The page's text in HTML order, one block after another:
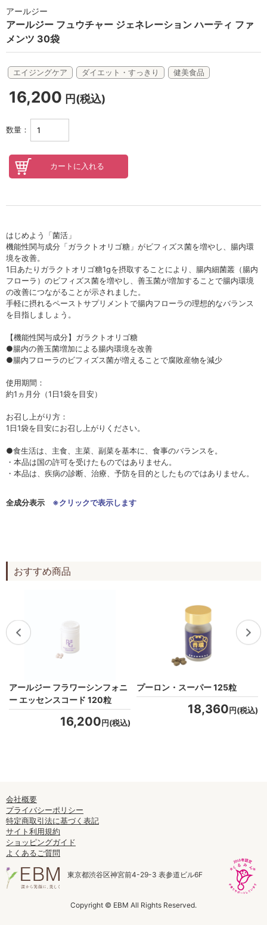
ヘアラスター
太古の記憶
Lifest.(ライフェスト）
アールジー
アールジー フュウチャー ジェネレーション ハーティ ファ
メンツ 30袋
エイジングケア ダイエット・すっきり 健美食品
16,200 円(税込)
数量：
はじめよう「菌活」
機能性関与成分「ガラクトオリゴ糖」がビフィズス菌を増やし、腸内環
境を改善。
1日あたりガラクトオリゴ糖1gを摂取することにより、腸内細菌叢（腸内
フローラ）のビフィズス菌を増やし、善玉菌が増加することで腸内環境
の改善につながることが示されました。
手軽に摂れるペーストサプリメントで腸内フローラの理想的なバランス
を目指しましょう。
【機能性関与成分】ガラクトオリゴ糖
●腸内の善玉菌増加による腸内環境を改善
●腸内フローラのビフィズス菌が増えることで腐敗産物を減少
使用期間：
約1ヵ月分（1日1袋を目安）
お召し上がり方：
1日1袋を目安にお召し上がりください。
●食生活は、主食、主菜、副菜を基本に、食事のバランスを。
・本品は国の許可を受けたものではありません。
・本品は、疾病の診断、治療、予防を目的としたものではありません。
全成分表示 ※クリックで表示します
おすすめ商品
アールジー フラワーシンフォニ
ー エッセンスコード 120粒
16,200円(税込)
プーロン・スーパー 125粒
18,360円(税込)
会社概要
プライバシーポリシー
特定商取引法に基づく表記
サイト利用規約
ショッピングガイド
よくあるご質問
東京都渋谷区神宮前4-29-3 表参道ビル6F
Copyright © EBM All Rights Reserved.